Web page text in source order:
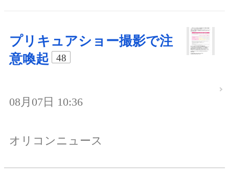
プリキュアショー撮影で注
意喚起
48
08月07日 10:36
オリコンニュース